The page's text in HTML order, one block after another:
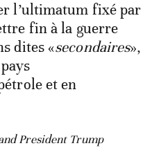
l’ultimatum fixé par
fin à la guerre
dites «secondaires»,
et en
President Trump